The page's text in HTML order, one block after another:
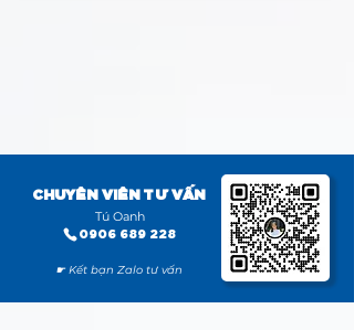
CHUYÊN VIÊN TƯ VẤN
Tú Oanh
0906 689 228
☛ Kết bạn Zalo tư vấn